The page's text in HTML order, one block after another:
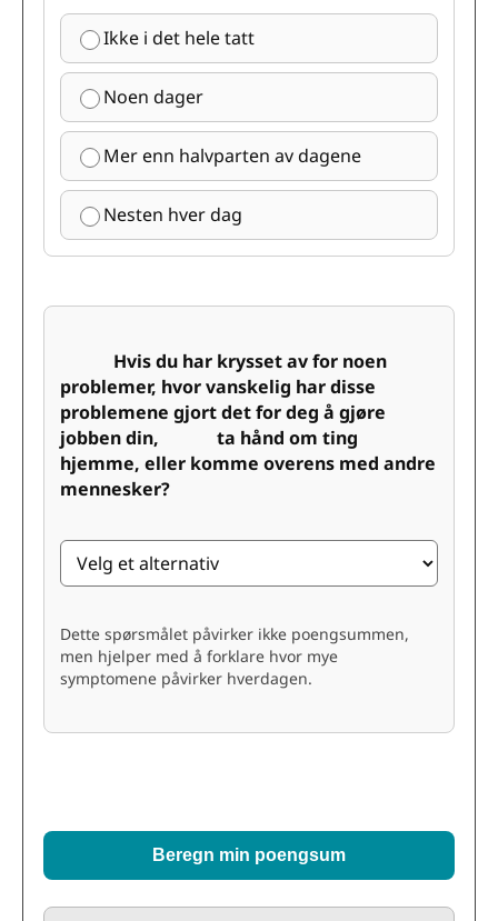
Ikke i det hele tatt
Noen dager
Mer enn halvparten av dagene
Nesten hver dag
Hvis du har krysset av for noen
problemer, hvor vanskelig har disse
problemene gjort det for deg å gjøre
jobben din, ta hånd om ting
hjemme, eller komme overens med andre
mennesker?
Dette spørsmålet påvirker ikke poengsummen,
men hjelper med å forklare hvor mye
symptomene påvirker hverdagen.
Beregn min poengsum